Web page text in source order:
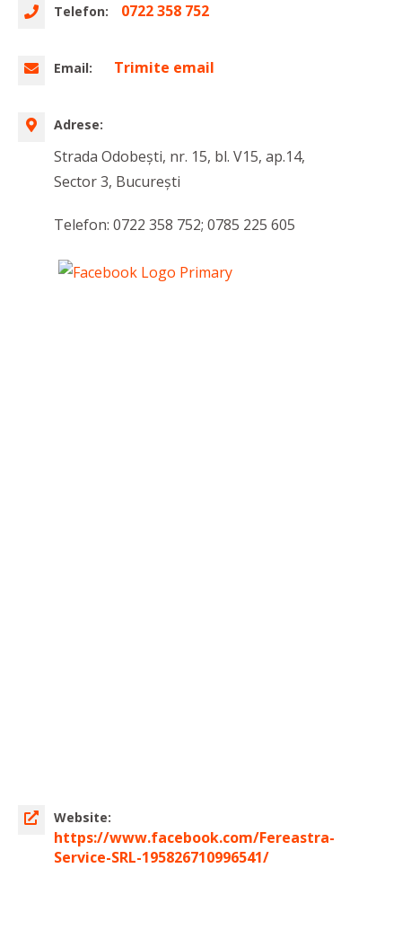
Telefon: 0722 358 752
Email: Trimite email
Adrese:
Strada Odobești, nr. 15, bl. V15, ap.14,
Sector 3, București
Telefon: 0722 358 752; 0785 225 605
Website:
https://www.facebook.com/Fereastra-
Service-SRL-195826710996541/